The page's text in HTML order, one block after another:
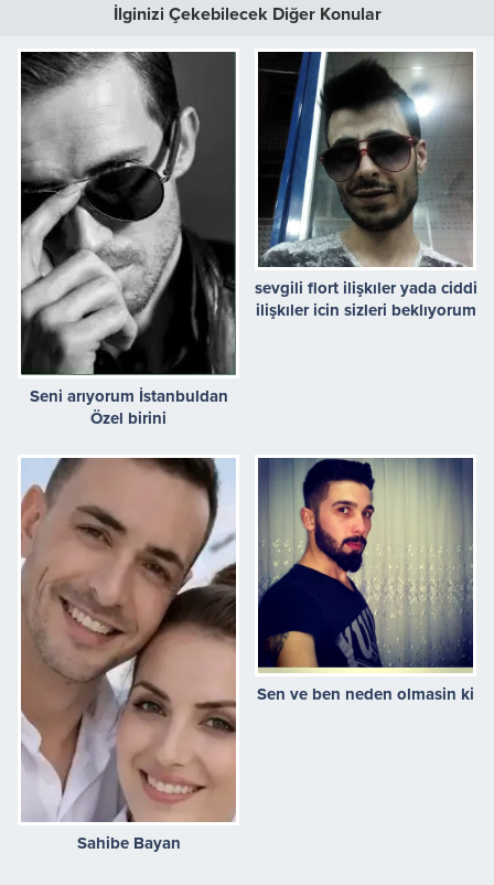
İlginizi Çekebilecek Diğer Konular
Seni arıyorum İstanbuldan
Özel birini
sevgili flort ilişkıler yada ciddi
ilişkıler icin sizleri beklıyorum
Sahibe Bayan
Sen ve ben neden olmasin ki